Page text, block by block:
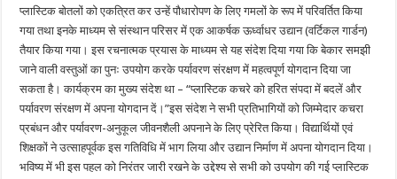
प्लास्टिक बोतलों को एकत्रित कर उन्हें पौधारोपण के लिए गमलों के रूप में परिवर्तित किया
गया तथा इनके माध्यम से संस्थान परिसर में एक आकर्षक ऊर्ध्वाधर उद्यान (वर्टिकल गार्डन)
तैयार किया गया। इस रचनात्मक प्रयास के माध्यम से यह संदेश दिया गया कि बेकार समझी
जाने वाली वस्तुओं का पुनः उपयोग करके पर्यावरण संरक्षण में महत्वपूर्ण योगदान दिया जा
सकता है। कार्यक्रम का मुख्य संदेश था – “प्लास्टिक कचरे को हरित संपदा में बदलें और
पर्यावरण संरक्षण में अपना योगदान दें।”इस संदेश ने सभी प्रतिभागियों को जिम्मेदार कचरा
प्रबंधन और पर्यावरण-अनुकूल जीवनशैली अपनाने के लिए प्रेरित किया। विद्यार्थियों एवं
शिक्षकों ने उत्साहपूर्वक इस गतिविधि में भाग लिया और उद्यान निर्माण में अपना योगदान दिया।
भविष्य में भी इस पहल को निरंतर जारी रखने के उद्देश्य से सभी को उपयोग की गई प्लास्टिक